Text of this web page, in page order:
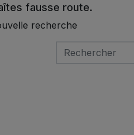
fausse route.
recherche